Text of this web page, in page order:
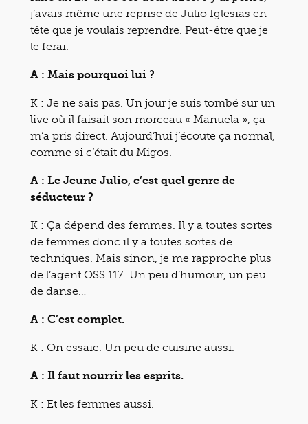
j’avais même une reprise de Julio Iglesias en
tête que je voulais reprendre. Peut-être que je
le ferai.
A : Mais pourquoi lui ?
K : Je ne sais pas. Un jour je suis tombé sur un
live où il faisait son morceau « Manuela », ça
m’a pris direct. Aujourd’hui j’écoute ça normal,
comme si c’était du Migos.
A : Le Jeune Julio, c’est quel genre de
séducteur ?
K : Ça dépend des femmes. Il y a toutes sortes
de femmes donc il y a toutes sortes de
techniques. Mais sinon, je me rapproche plus
de l’agent OSS 117. Un peu d’humour, un peu
de danse…
A : C’est complet.
K : On essaie. Un peu de cuisine aussi.
A : Il faut nourrir les esprits.
K : Et les femmes aussi.